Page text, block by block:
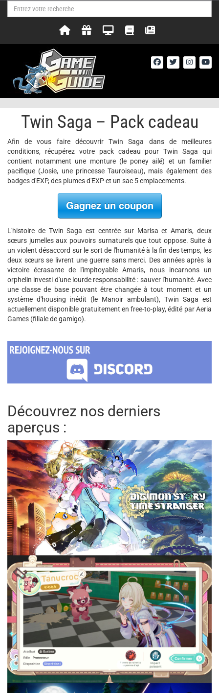
Twin Saga – Pack cadeau
Afin de vous faire découvrir Twin Saga dans de meilleures
conditions, récupérez votre pack cadeau pour Twin Saga qui
contient notamment une monture (le poney ailé) et un familier
pacifique (Josie, une princesse Tauroiseau), mais également des
badges d'EXP, des plumes d'EXP et un sac 5 emplacements.
Gagnez un coupon
L'histoire de Twin Saga est centrée sur Marisa et Amaris, deux
sœurs jumelles aux pouvoirs surnaturels que tout oppose. Suite à
un violent désaccord sur le sort de l'humanité à la fin des temps, les
deux sœurs se livrent une guerre sans merci. Des années après la
victoire écrasante de l'impitoyable Amaris, nous incarnons un
orphelin investi d'une lourde responsabilité : sauver l'humanité. Avec
une classe de base pouvant être changée à tout moment et un
système d'housing inédit (le Manoir ambulant), Twin Saga est
actuellement disponible gratuitement en free-to-play, édité par Aeria
Games (filiale de gamigo).
Découvrez nos derniers
aperçus :